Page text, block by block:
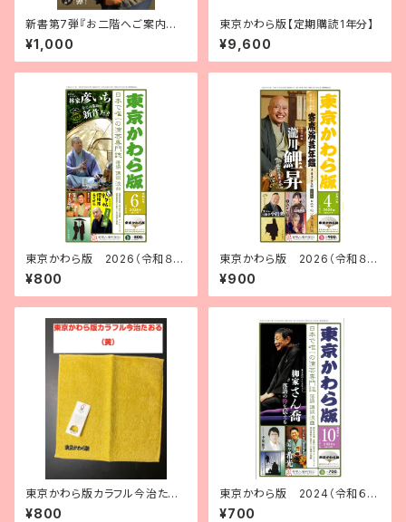
新書第7弾『お二階へご案内～
2』三遊亭兼好・著
¥1,000
東京かわら版【定期購読1年分】
¥9,600
東京かわら版 2026（令和８）
年６月号
¥800
東京かわら版 2026（令和８）
年４月号 寄席演芸年鑑2026年
版 合併号
¥900
東京かわら版カラフル今治たお
る（黄）
¥800
東京かわら版 2024（令和６）
年10月号
¥700